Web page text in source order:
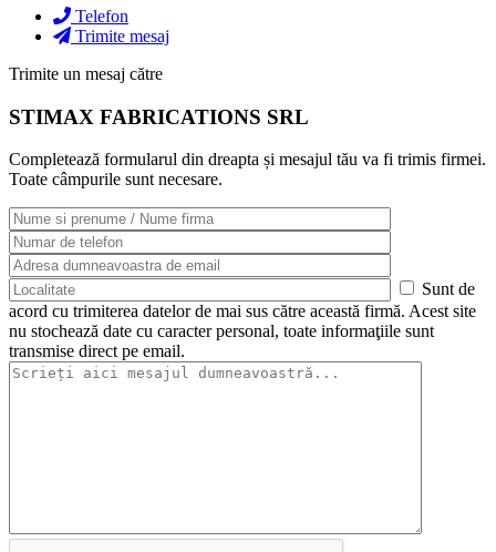
Telefon
Trimite mesaj
Trimite un mesaj către
STIMAX FABRICATIONS SRL
Completează formularul din dreapta și mesajul tău va fi trimis firmei.
Toate câmpurile sunt necesare.
Sunt de
acord cu trimiterea datelor de mai sus către această firmă. Acest site
nu stochează date cu caracter personal, toate informaţiile sunt
transmise direct pe email.